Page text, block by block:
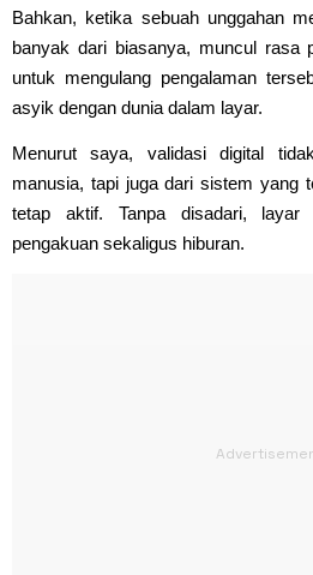
Bahkan, ketika sebuah unggahan
banyak dari biasanya, muncul rasa
untuk mengulang pengalaman
asyik dengan dunia dalam layar.
Menurut saya, validasi digital
manusia, tapi juga dari sistem yang
tetap aktif. Tanpa disadari, layar
pengakuan sekaligus hiburan.